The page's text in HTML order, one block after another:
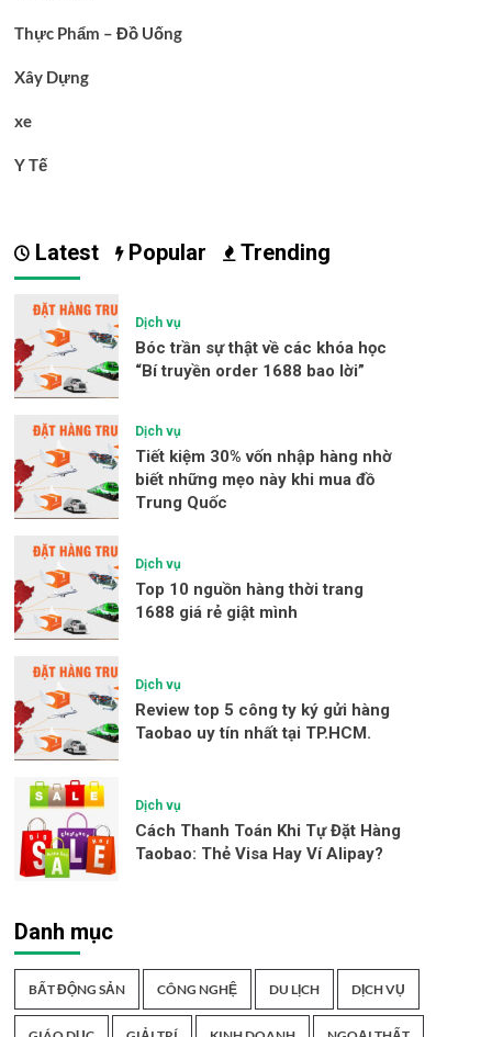
Thực Phẩm – Đồ Uống
Xây Dựng
xe
Y Tế
Latest Popular Trending
Dịch vụ
Bóc trần sự thật về các khóa học
“Bí truyền order 1688 bao lời”
Dịch vụ
Tiết kiệm 30% vốn nhập hàng nhờ
biết những mẹo này khi mua đồ
Trung Quốc
Dịch vụ
Top 10 nguồn hàng thời trang
1688 giá rẻ giật mình
Dịch vụ
Review top 5 công ty ký gửi hàng
Taobao uy tín nhất tại TP.HCM.
Dịch vụ
Cách Thanh Toán Khi Tự Đặt Hàng
Taobao: Thẻ Visa Hay Ví Alipay?
Danh mục
BẤT ĐỘNG SẢN CÔNG NGHỆ DU LỊCH DỊCH VỤ